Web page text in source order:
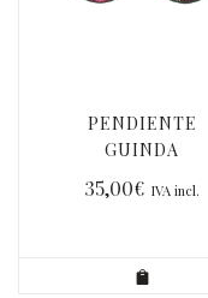
PENDIENTE
GUINDA
METALIZADO
35,00€ IVA incl.